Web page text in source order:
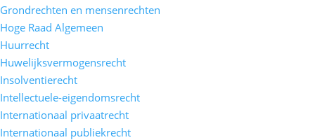
Grondrechten en mensenrechten
Hoge Raad Algemeen
Huurrecht
Huwelijksvermogensrecht
Insolventierecht
Intellectuele-eigendomsrecht
Internationaal privaatrecht
Internationaal publiekrecht